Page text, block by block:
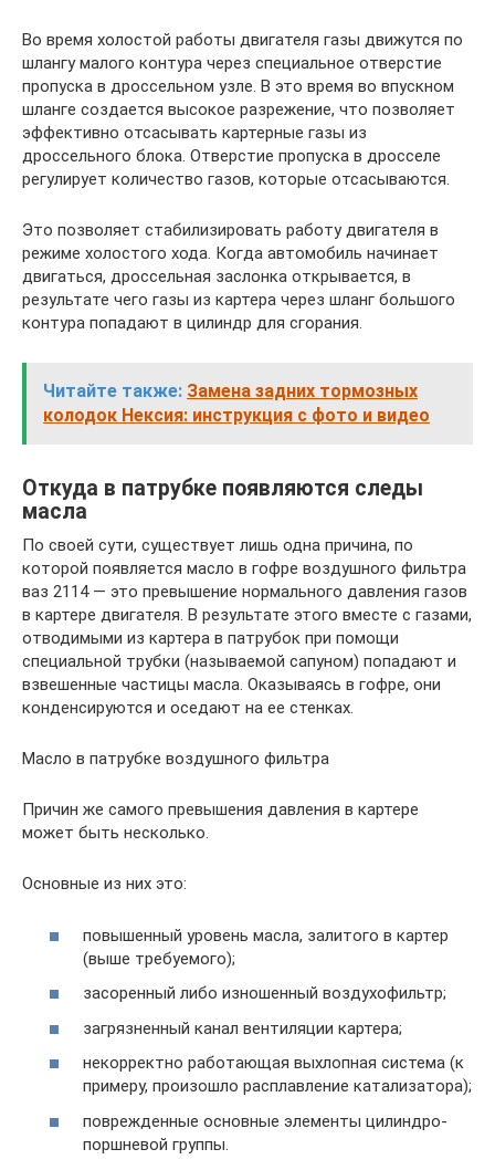
Во время холостой работы двигателя газы движутся по
шлангу малого контура через специальное отверстие
пропуска в дроссельном узле. В это время во впускном
шланге создается высокое разрежение, что позволяет
эффективно отсасывать картерные газы из
дроссельного блока. Отверстие пропуска в дросселе
регулирует количество газов, которые отсасываются.
Это позволяет стабилизировать работу двигателя в
режиме холостого хода. Когда автомобиль начинает
двигаться, дроссельная заслонка открывается, в
результате чего газы из картера через шланг большого
контура попадают в цилиндр для сгорания.
Читайте также: Замена задних тормозных
колодок Нексия: инструкция с фото и видео
Откуда в патрубке появляются следы
масла
По своей сути, существует лишь одна причина, по
которой появляется масло в гофре воздушного фильтра
ваз 2114 — это превышение нормального давления газов
в картере двигателя. В результате этого вместе с газами,
отводимыми из картера в патрубок при помощи
специальной трубки (называемой сапуном) попадают и
взвешенные частицы масла. Оказываясь в гофре, они
конденсируются и оседают на ее стенках.
Масло в патрубке воздушного фильтра
Причин же самого превышения давления в картере
может быть несколько.
Основные из них это:
повышенный уровень масла, залитого в картер
(выше требуемого);
засоренный либо изношенный воздухофильтр;
загрязненный канал вентиляции картера;
некорректно работающая выхлопная система (к
примеру, произошло расплавление катализатора);
поврежденные основные элементы цилиндро-
поршневой группы.